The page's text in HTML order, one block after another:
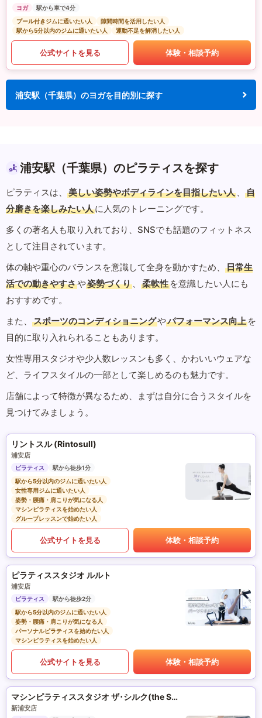
ヨガ
駅から車で4分
プール付きジムに通いたい人
隙間時間を活用したい人
駅から5分以内のジムに通いたい人
運動不足を解消したい人
公式サイトを見る 体験・相談予約
浦安駅（千葉県）のヨガを目的別に探す
浦安駅（千葉県）のピラティスを探す
ピラティスは、 美しい姿勢やボディラインを目指したい人 、
自
分磨きを楽しみたい人に人気のトレーニングです。
多くの著名人も取り入れており、SNSでも話題のフィットネス
として注目されています。
体の軸や重心のバランスを意識して全身を動かすため、
日常生
活での動きやすさや姿勢づくり 、 柔軟性 を意識したい人にも
おすすめです。
また、
スポーツのコンディショニングやパフォーマンス向上 を
目的に取り入れられることもあります。
女性専用スタジオや少人数レッスンも多く、かわいいウェアな
ど、ライフスタイルの一部として楽しめるのも魅力です。
店舗によって特徴が異なるため、まずは自分に合うスタイルを
見つけてみましょう。
リントスル (Rintosull)
浦安店
ピラティス
駅から徒歩1分
駅から5分以内のジムに通いたい人
女性専用ジムに通いたい人
姿勢・腰痛・肩こりが気になる人
マシンピラティスを始めたい人
グループレッスンで始めたい人
公式サイトを見る 体験・相談予約
ピラティススタジオ ルルト
浦安店
ピラティス
駅から徒歩2分
駅から5分以内のジムに通いたい人
姿勢・腰痛・肩こりが気になる人
パーソナルピラティスを始めたい人
マシンピラティスを始めたい人
公式サイトを見る 体験・相談予約
マシンピラティススタジオ ザ･シルク(the SILK)
新浦安店